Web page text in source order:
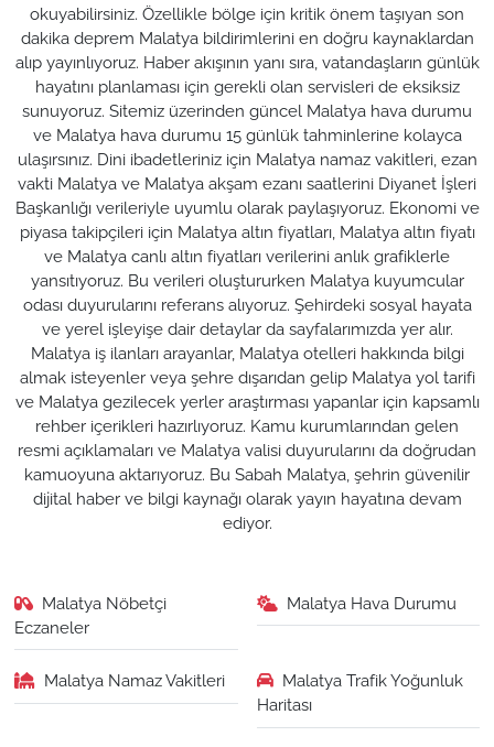
okuyabilirsiniz. Özellikle bölge için kritik önem taşıyan son
dakika deprem Malatya bildirimlerini en doğru kaynaklardan
alıp yayınlıyoruz. Haber akışının yanı sıra, vatandaşların günlük
hayatını planlaması için gerekli olan servisleri de eksiksiz
sunuyoruz. Sitemiz üzerinden güncel Malatya hava durumu
ve Malatya hava durumu 15 günlük tahminlerine kolayca
ulaşırsınız. Dini ibadetleriniz için Malatya namaz vakitleri, ezan
vakti Malatya ve Malatya akşam ezanı saatlerini Diyanet İşleri
Başkanlığı verileriyle uyumlu olarak paylaşıyoruz. Ekonomi ve
piyasa takipçileri için Malatya altın fiyatları, Malatya altın fiyatı
ve Malatya canlı altın fiyatları verilerini anlık grafiklerle
yansıtıyoruz. Bu verileri oluştururken Malatya kuyumcular
odası duyurularını referans alıyoruz. Şehirdeki sosyal hayata
ve yerel işleyişe dair detaylar da sayfalarımızda yer alır.
Malatya iş ilanları arayanlar, Malatya otelleri hakkında bilgi
almak isteyenler veya şehre dışarıdan gelip Malatya yol tarifi
ve Malatya gezilecek yerler araştırması yapanlar için kapsamlı
rehber içerikleri hazırlıyoruz. Kamu kurumlarından gelen
resmi açıklamaları ve Malatya valisi duyurularını da doğrudan
kamuoyuna aktarıyoruz. Bu Sabah Malatya, şehrin güvenilir
dijital haber ve bilgi kaynağı olarak yayın hayatına devam
ediyor.
Malatya Nöbetçi
Eczaneler
Malatya Hava Durumu
Malatya Namaz Vakitleri
Malatya Trafik Yoğunluk
Haritası